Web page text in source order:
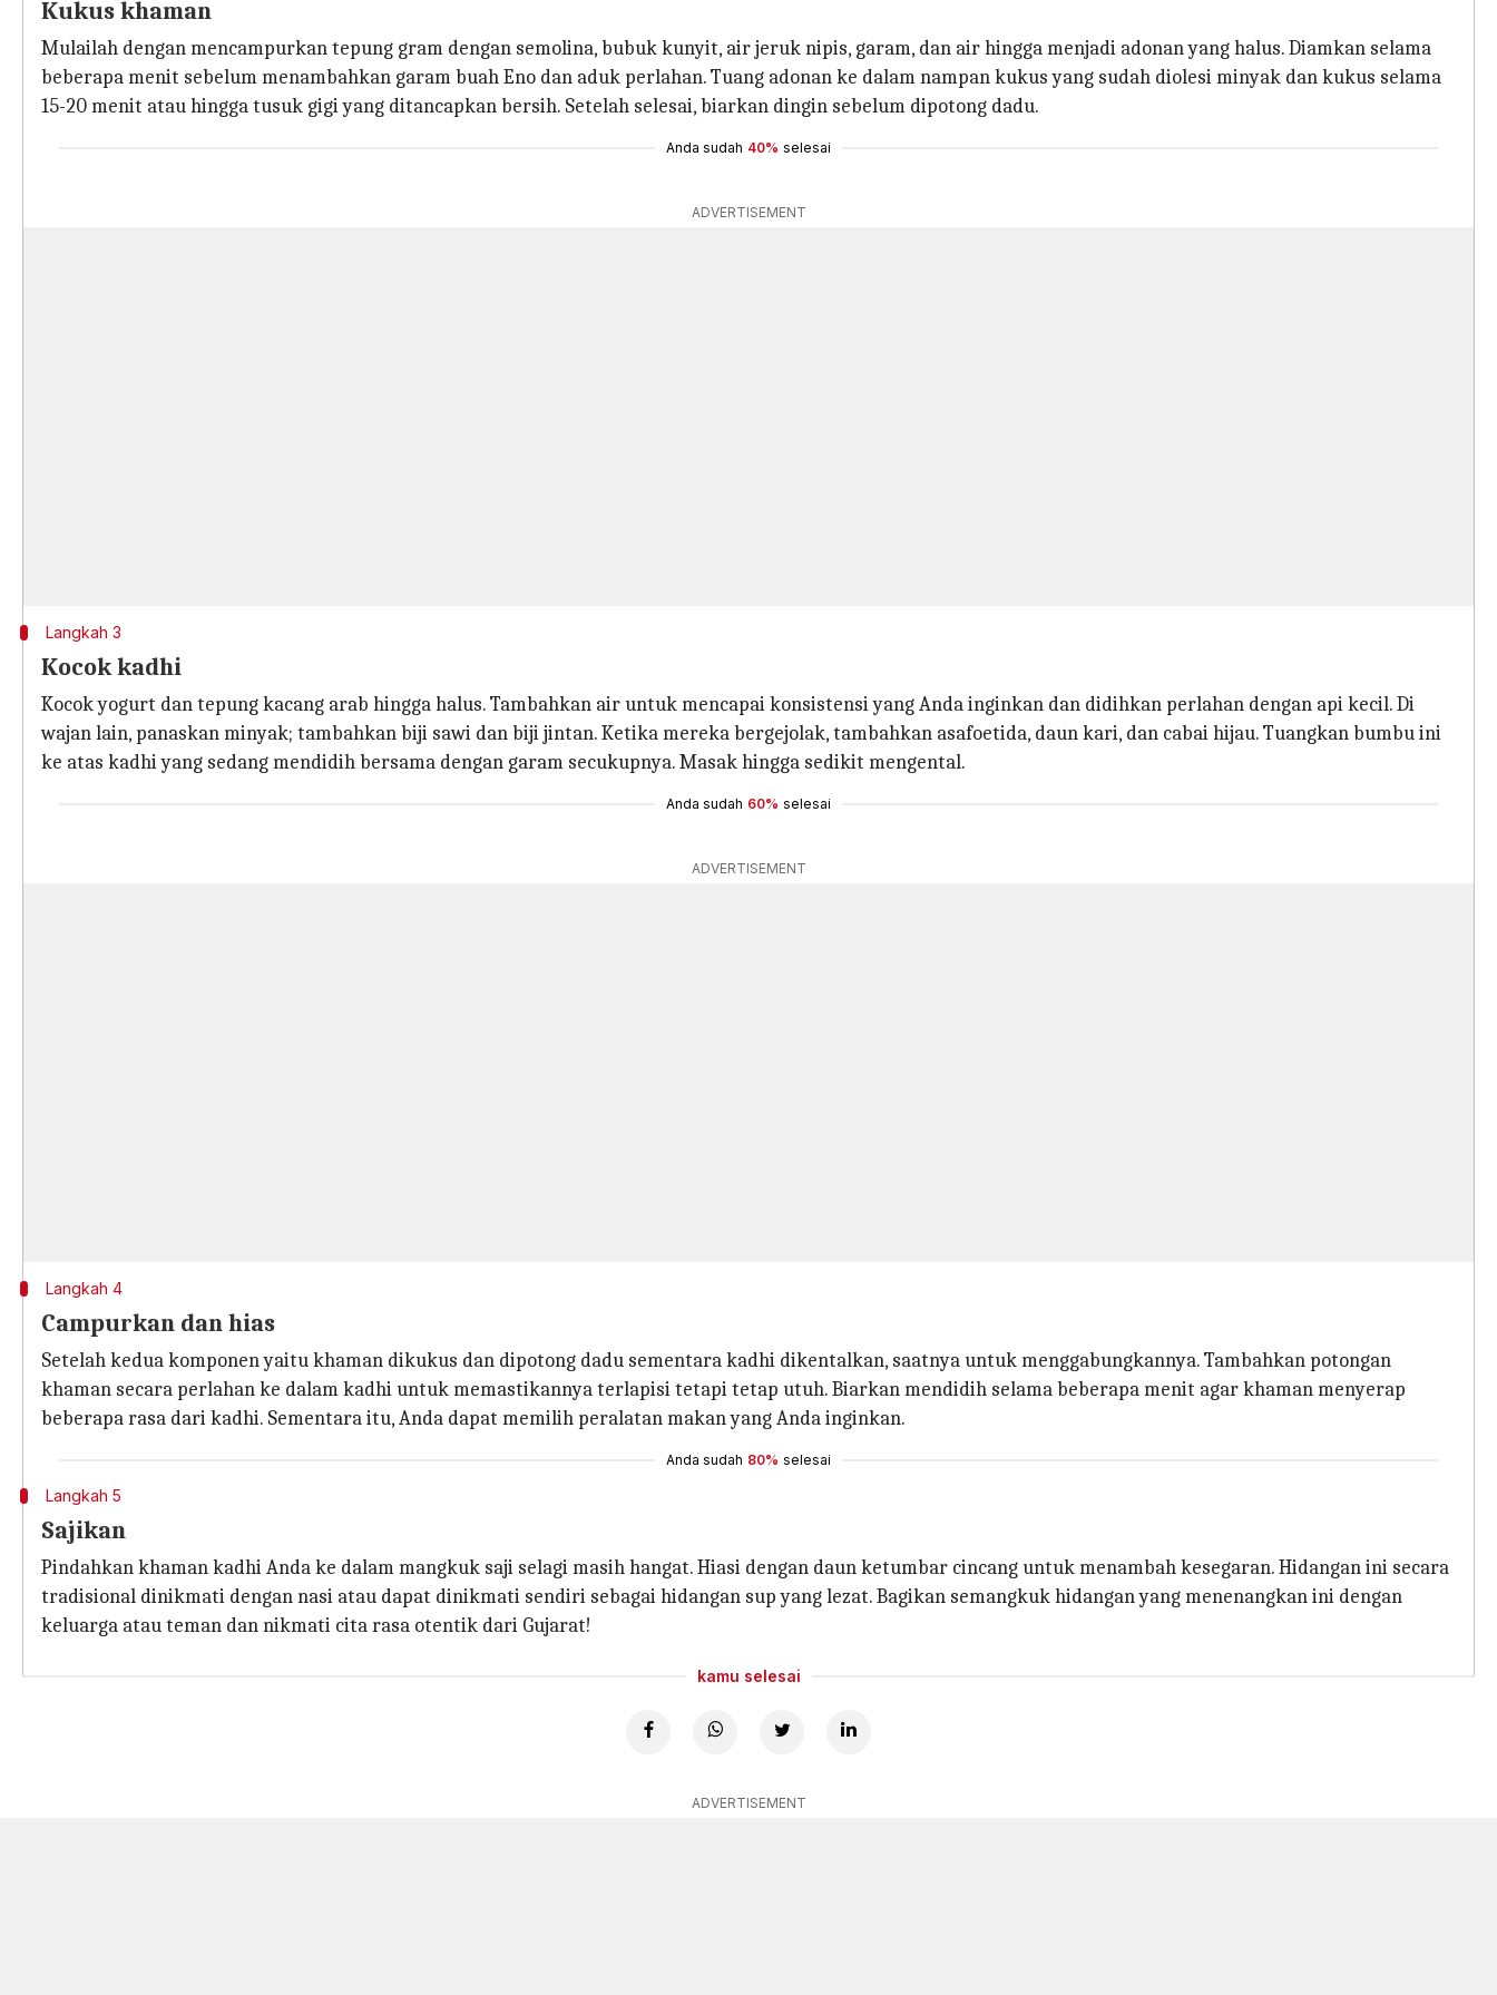
Kukus khaman
Mulailah dengan mencampurkan tepung gram dengan semolina, bubuk kunyit, air jeruk nipis, garam, dan air hingga menjadi adonan yang halus. Diamkan selama
beberapa menit sebelum menambahkan garam buah Eno dan aduk perlahan. Tuang adonan ke dalam nampan kukus yang sudah diolesi minyak dan kukus selama
15-20 menit atau hingga tusuk gigi yang ditancapkan bersih. Setelah selesai, biarkan dingin sebelum dipotong dadu.
Anda sudah 40% selesai
ADVERTISEMENT
Langkah 3
Kocok kadhi
Kocok yogurt dan tepung kacang arab hingga halus. Tambahkan air untuk mencapai konsistensi yang Anda inginkan dan didihkan perlahan dengan api kecil. Di
wajan lain, panaskan minyak; tambahkan biji sawi dan biji jintan. Ketika mereka bergejolak, tambahkan asafoetida, daun kari, dan cabai hijau. Tuangkan bumbu ini
ke atas kadhi yang sedang mendidih bersama dengan garam secukupnya. Masak hingga sedikit mengental.
Anda sudah 60% selesai
ADVERTISEMENT
Langkah 4
Campurkan dan hias
Setelah kedua komponen yaitu khaman dikukus dan dipotong dadu sementara kadhi dikentalkan, saatnya untuk menggabungkannya. Tambahkan potongan
khaman secara perlahan ke dalam kadhi untuk memastikannya terlapisi tetapi tetap utuh. Biarkan mendidih selama beberapa menit agar khaman menyerap
beberapa rasa dari kadhi. Sementara itu, Anda dapat memilih peralatan makan yang Anda inginkan.
Anda sudah 80% selesai
Langkah 5
Sajikan
Pindahkan khaman kadhi Anda ke dalam mangkuk saji selagi masih hangat. Hiasi dengan daun ketumbar cincang untuk menambah kesegaran. Hidangan ini secara
tradisional dinikmati dengan nasi atau dapat dinikmati sendiri sebagai hidangan sup yang lezat. Bagikan semangkuk hidangan yang menenangkan ini dengan
keluarga atau teman dan nikmati cita rasa otentik dari Gujarat!
kamu selesai
ADVERTISEMENT